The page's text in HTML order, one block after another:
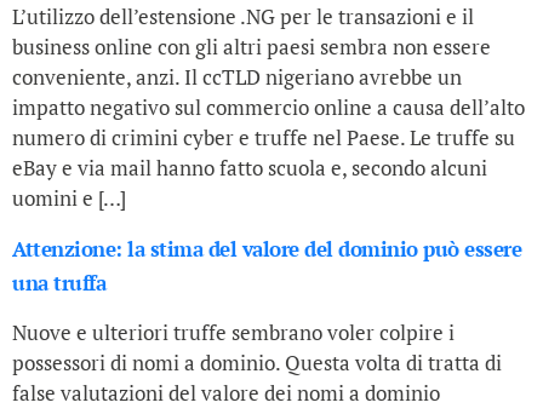
L’utilizzo dell’estensione .NG per le transazioni e il
business online con gli altri paesi sembra non essere
conveniente, anzi. Il ccTLD nigeriano avrebbe un
impatto negativo sul commercio online a causa dell’alto
numero di crimini cyber e truffe nel Paese. Le truffe su
eBay e via mail hanno fatto scuola e, secondo alcuni
uomini e […]
Attenzione: la stima del valore del dominio può essere
una truffa
Nuove e ulteriori truffe sembrano voler colpire i
possessori di nomi a dominio. Questa volta di tratta di
false valutazioni del valore dei nomi a dominio